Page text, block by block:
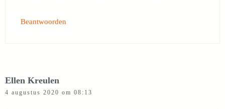
Beantwoorden
Ellen Kreulen
4 augustus 2020 om 08:13